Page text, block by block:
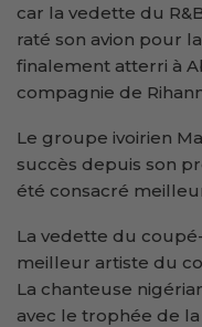
car la vedette du
raté son avion pour
finalement atterri à
compagnie de
Le groupe ivoirien
succès depuis son
été consacré
La vedette du
meilleur artiste du
La chanteuse
avec le trophée de